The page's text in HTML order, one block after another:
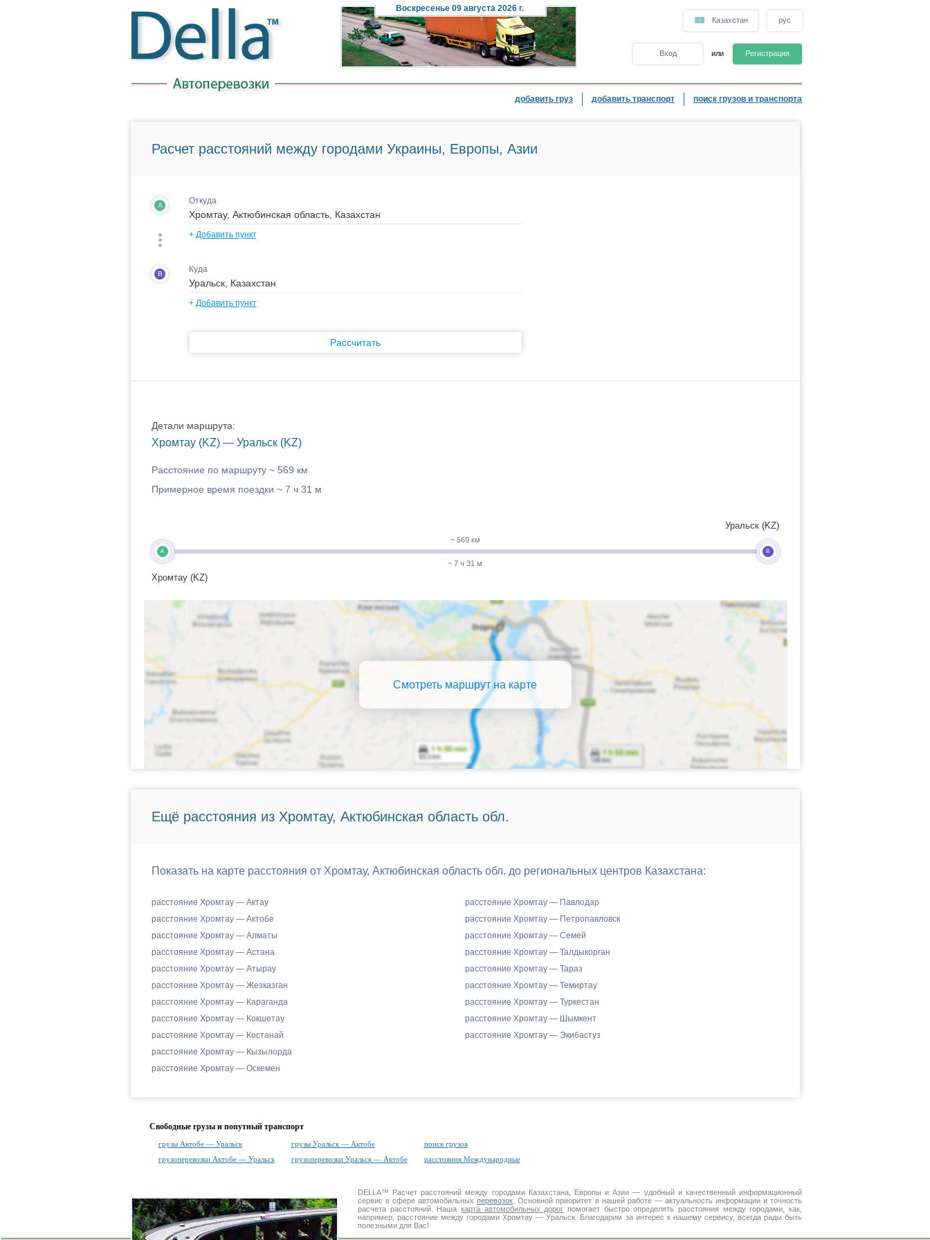
Воскресенье09 августа 2026 г.
Казахстан рус
Вход или Регистрация
добавить груз добавить транспорт поиск грузов и транспорта
Расчет расстояний между городами Украины, Европы, Азии
A Откуда
+ Добавить пункт
B Куда
+ Добавить пункт
Рассчитать
Детали маршрута:
Хромтау (KZ) — Уральск (KZ)
Расстояние по маршруту ~ 569 км
Примерное время поездки ~ 7 ч 31 м
A
Хромтау (KZ)
~ 569 км
~ 7 ч 31 м
B
Уральск (KZ)
Смотреть маршрут на карте
Ещё расстояния из Хромтау, Актюбинская область обл.
Показать на карте расстояния от Хромтау, Актюбинская область обл. до региональных центров Казахстана:
расстояние Хромтау — Актау
расстояние Хромтау — Актобе
расстояние Хромтау — Алматы
расстояние Хромтау — Астана
расстояние Хромтау — Атырау
расстояние Хромтау — Жезказган
расстояние Хромтау — Караганда
расстояние Хромтау — Кокшетау
расстояние Хромтау — Костанай
расстояние Хромтау — Кызылорда
расстояние Хромтау — Оскемен
расстояние Хромтау — Павлодар
расстояние Хромтау — Петропавловск
расстояние Хромтау — Семей
расстояние Хромтау — Талдыкорган
расстояние Хромтау — Тараз
расстояние Хромтау — Темиртау
расстояние Хромтау — Туркестан
расстояние Хромтау — Шымкент
расстояние Хромтау — Экибастуз
Свободные грузы и попутный транспорт
грузы Актобе — Уральск грузы Уральск — Актобе
поиск грузов
грузоперевозки Актобе — Уральск
грузоперевозки Уральск — Актобе расстояния Международные
DELLA™ Расчет расстояний между городами Казахстана, Европы и Азии — удобный и качественный информационный
сервис в сфере автомобильныхперевозок . Основной приоритет в нашей работе — актуальность информации и точность
расчета расстояний. Наша карта автомобильных дорог помогает быстро определять расстояния между городами, как,
например, расстояние между городами Хромтау — Уральск. Благодарим за интерес к нашему сервису, всегда рады быть
полезными для Вас!